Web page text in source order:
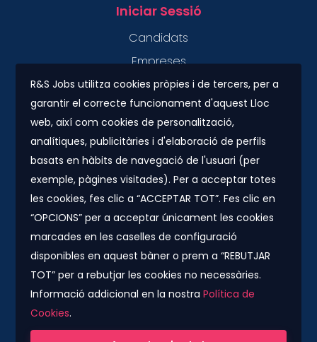
R&S Jobs utilitza cookies pròpies i de tercers, per a
garantir el correcte funcionament d'aquest Lloc
web, així com cookies de personalització,
analítiques, publicitàries i d'elaboració de perfils
basats en hàbits de navegació de l'usuari (per
exemple, pàgines visitades). Per a acceptar totes
les cookies, fes clic a “ACCEPTAR TOT”. Fes clic en
“OPCIONS” per a acceptar únicament les cookies
marcades en les caselles de configuració
disponibles en aquest bàner o prem a “REBUTJAR
TOT” per a rebutjar les cookies no necessàries.
Informació addicional en la nostraPolítica de
Cookies.
Iniciar Sessió
Candidats
Empreses
Contacte
Plaza Urquinaona, 7. 5º 1ª.
08010 - Barcelona
info@rs-jobs.com
900 877 735 / 930 500 800
Segueix-nos
Companyia col·laboradora del Grup Konector